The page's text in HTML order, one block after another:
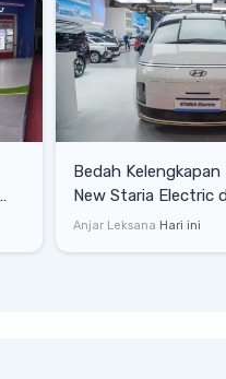
Bedah Kelengkapan
New Staria Electric
yang Dikenalkan di
Anjar Leksana Hari ini